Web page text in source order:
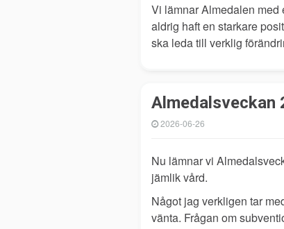
Vi lämnar Almedalen med
aldrig haft en starkare
ska leda till verklig
2026-06-26
Nu lämnar vi
jämlik vård.
Något jag verkligen tar
vänta. Frågan om